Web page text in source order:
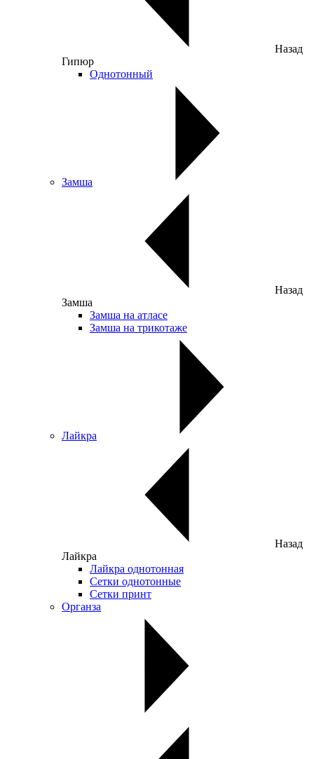
Назад
Гипюр
Однотонный
Замша
Назад
Замша
Замша на атласе
Замша на трикотаже
Лайкра
Назад
Лайкра
Лайкра однотонная
Сетки однотонные
Сетки принт
Органза